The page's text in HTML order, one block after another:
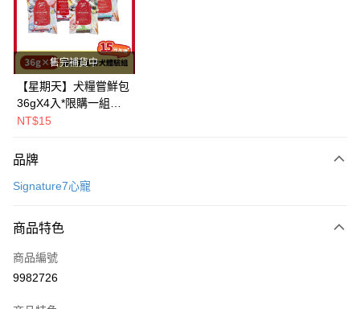
Apple Pay
街口支付
悠遊付
Google Pay
AFTEE先享後付
相關說明
AFTEE先享後付是「在收到商品之後才付款」的支付方式。 讓您購物簡單
便利好安心！
２．便利：只要手機號碼，簡訊認證，即可結帳。
３．安心：先確認商品／服務後，再付款。
【「AFTEE先享後付」結帳流程】
運送方式
全家取貨付款
每筆NT$80，滿NT$2,000(含以上)免運費
售完補貨中
【星期天】犬糧嘗鮮包
36gX4入*限購一組｜
鱈+鮭+牛+羊（效期
NT$15
品牌
Signature7心寵
商品特色
商品編號
9982726